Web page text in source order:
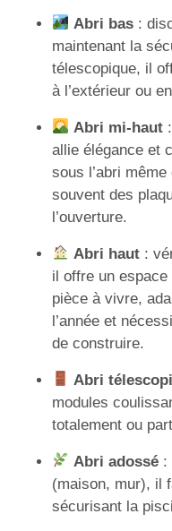
Abri bas :
maintenant la
télescopique, il
à l’extérieur ou
Abri mi-haut
allie élégance et
sous l’abri
souvent des
l’ouverture.
Abri haut :
il offre un
pièce à vivre,
l’année et
de construire.
Abri
modules
totalement ou
Abri adossé :
(maison, mur), il
sécurisant la